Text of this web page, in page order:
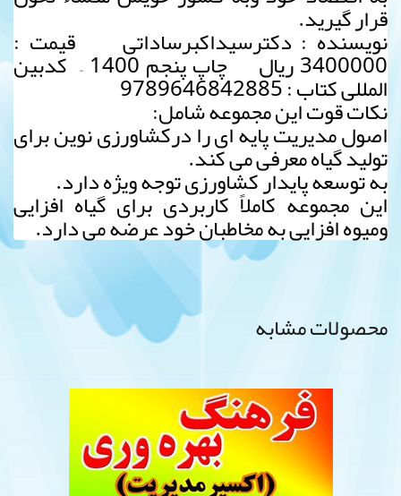
قرار گیرید.
نویسنده : دکترسیداکبرساداتی قیمت :
3400000 ریال چاپ پنجم 1400 – کدبین
المللی کتاب : 9789646842885
نکات قوت این مجموعه شامل:
اصول مدیریت پایه ای را درکشاورزی نوین برای
تولید گیاه معرفی می کند.
به توسعه پایدار کشاورزی توجه ویژه دارد.
این مجموعه کاملاً کاربردی برای گیاه افزایی
ومیوه افزایی به مخاطبان خود عرضه می دارد.
محصولات مشابه